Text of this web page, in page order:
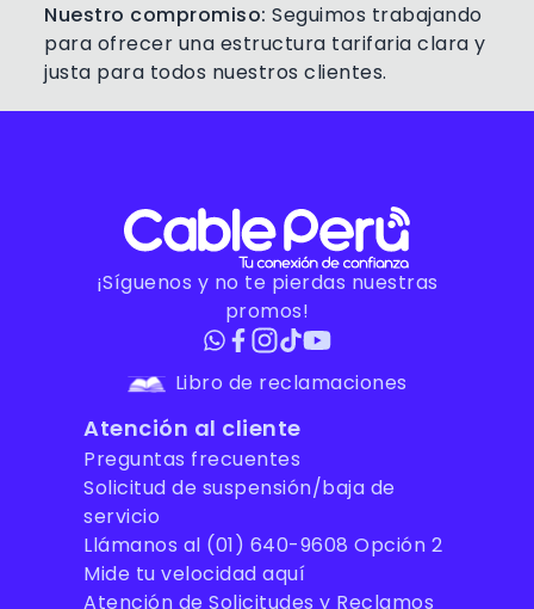
Nuestro compromiso: Seguimos trabajando
para ofrecer una estructura tarifaria clara y
justa para todos nuestros clientes.
¡Síguenos y no te pierdas nuestras
promos!
Libro de reclamaciones
Atención al cliente
Preguntas frecuentes
Solicitud de suspensión/baja de
servicio
Llámanos al (01) 640-9608 Opción 2
Mide tu velocidad aquí
Atención de Solicitudes y Reclamos